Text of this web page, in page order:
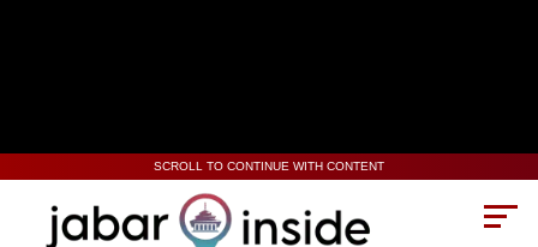
SCROLL TO CONTINUE WITH CONTENT